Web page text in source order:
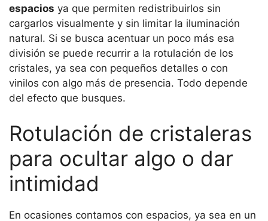
espacios ya que permiten redistribuirlos sin
cargarlos visualmente y sin limitar la iluminación
natural. Si se busca acentuar un poco más esa
división se puede recurrir a la rotulación de los
cristales, ya sea con pequeños detalles o con
vinilos con algo más de presencia. Todo depende
del efecto que busques.
Rotulación de cristaleras
para ocultar algo o dar
intimidad
En ocasiones contamos con espacios, ya sea en un